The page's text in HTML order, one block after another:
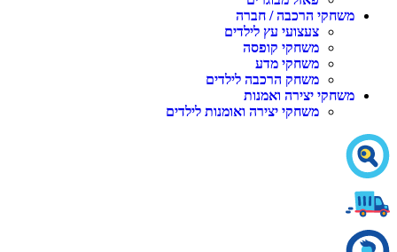
משחקי הרכבה / חברה
צעצועי עץ לילדים
משחקי קופסה
משחקי מדע
משחק הרכבה לילדים
משחקי יצירה ואמנות
משחקי יצירה ואומנות לילדים